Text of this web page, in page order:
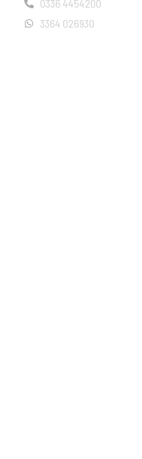
0336 4454200
3364 026930